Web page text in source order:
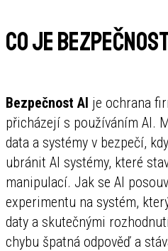
Co je
Bezpečnost AI je ochrana
přicházejí s používáním AI.
data a systémy v bezpečí,
ubránit AI systémy, které
manipulací. Jak se AI
experimentu na systém,
daty a skutečnými
chybu špatná odpověď a